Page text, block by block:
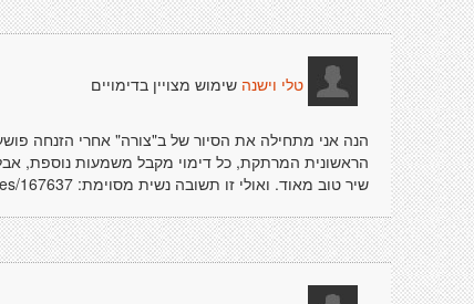
טלי וישנה שימוש מצויין בדימויים
הנה אני מתחילה את הסיור של ב"צורה" אחרי הזנחה
הראשונית המרתקת, כל דימוי מקבל משמעות נוספת,
שיר טוב מאוד. ואולי זו תשובה נשית מסוימת: http://stage.co.il/Stories/167637 אם כי אני מעדיפה את השיר שלך. שלך, טלי